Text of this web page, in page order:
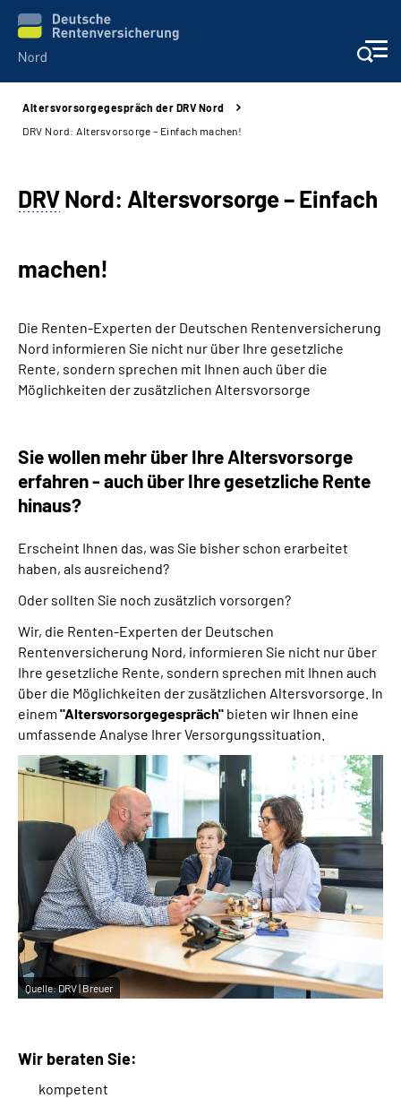
Beratung und Kontakt
Presse
Über uns
Inhalte in Gebärdensprache (DGS)
Leichte Sprache
Suche
Mein Kundenportal
Altersvorsorgegespräch der DRV Nord
DRV Nord: Altersvorsorge – Einfach machen!
DRVNord: Altersvorsorge – Einfach
machen!
Die Renten-Experten der Deutschen Rentenversicherung
Nord informieren Sie nicht nur über Ihre gesetzliche
Rente, sondern sprechen mit Ihnen auch über die
Möglichkeiten der zusätzlichen Altersvorsorge
Sie wollen mehr über Ihre Altersvorsorge
erfahren - auch über Ihre gesetzliche Rente
hinaus?
Erscheint Ihnen das, was Sie bisher schon erarbeitet
haben, als ausreichend?
Oder sollten Sie noch zusätzlich vorsorgen?
Wir, die Renten-Experten der Deutschen
Rentenversicherung Nord, informieren Sie nicht nur über
Ihre gesetzliche Rente, sondern sprechen mit Ihnen auch
über die Möglichkeiten der zusätzlichen Altersvorsorge. In
einem "Altersvorsorgegespräch" bieten wir Ihnen eine
umfassende Analyse Ihrer Versorgungssituation.
Quelle:DRV | Breuer
Wir beraten Sie:
kompetent